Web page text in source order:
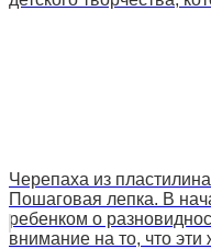
Черепаха из
Пошаговая лепка. В
ребенком о
внимание на то, что эти